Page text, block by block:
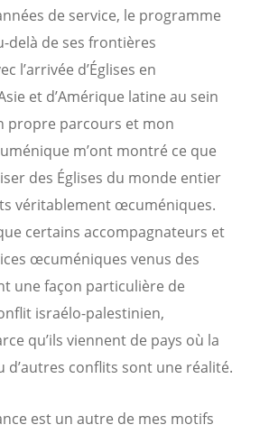
de service, le programme
delà de ses frontières
l’arrivée d’Églises en
et d’Amérique latine au sein
propre parcours et mon
m’ont montré ce que
des Églises du monde entier
véritablement œcuméniques.
certains accompagnateurs et
œcuméniques venus des
une façon particulière de
israélo-palestinien,
qu’ils viennent de pays où la
d’autres conflits sont une réalité.
est un autre de mes motifs